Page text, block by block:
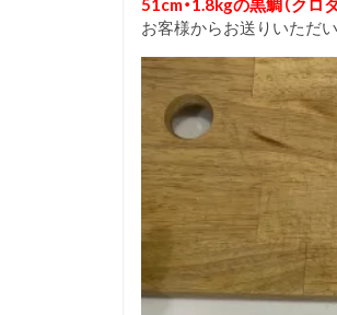
51cm・1.8kgの黒鯛（クロダ
お客様からお送りいただ